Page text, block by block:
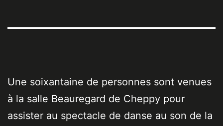
Une soixantaine de personnes sont venues
à la salle Beauregard de Cheppy pour
assister au spectacle de danse au son de la